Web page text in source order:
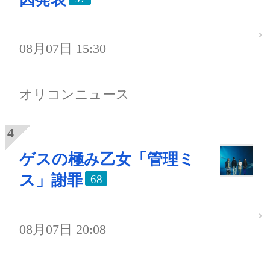
08月07日 15:30
オリコンニュース
ゲスの極み乙女「管理ミ
ス」謝罪
68
08月07日 20:08